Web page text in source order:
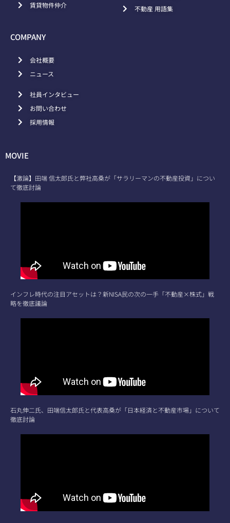
賃貸物件仲介
不動産 用語集
COMPANY
会社概要
ニュース
社員インタビュー
お問い合わせ
採用情報
MOVIE
【激論】田端 信太郎氏と弊社高桑が「サラリーマンの不動産投資」につい
て徹底討論
インフレ時代の注目アセットは？新NISA民の次の一手「不動産×株式」戦
略を徹底議論
石丸伸二氏、田端信太郎氏と代表高桑が「日本経済と不動産市場」について
徹底討論